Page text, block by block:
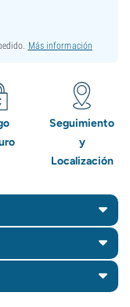
Más información
Seguimiento
y
Localización